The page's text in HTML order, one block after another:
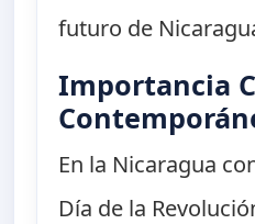
futuro de
Importancia
En la Nicaragua
Día de la